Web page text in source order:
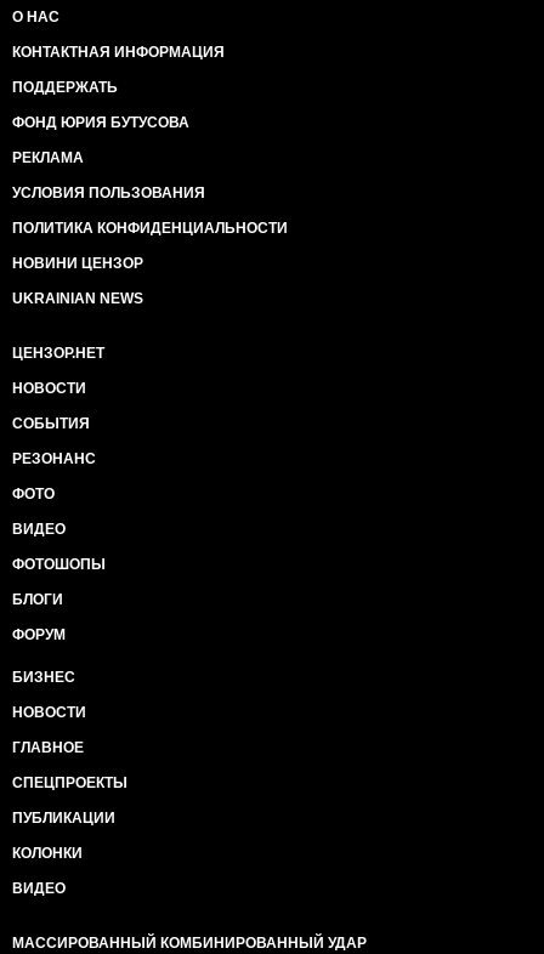
О НАС
КОНТАКТНАЯ ИНФОРМАЦИЯ
ПОДДЕРЖАТЬ
ФОНД ЮРИЯ БУТУСОВА
РЕКЛАМА
УСЛОВИЯ ПОЛЬЗОВАНИЯ
ПОЛИТИКА КОНФИДЕНЦИАЛЬНОСТИ
НОВИНИ ЦЕНЗОР
UKRAINIAN NEWS
ЦЕНЗОР.НЕТ
НОВОСТИ
СОБЫТИЯ
РЕЗОНАНС
ФОТО
ВИДЕО
ФОТОШОПЫ
БЛОГИ
ФОРУМ
БИЗНЕС
НОВОСТИ
ГЛАВНОЕ
СПЕЦПРОЕКТЫ
ПУБЛИКАЦИИ
КОЛОНКИ
ВИДЕО
МАССИРОВАННЫЙ КОМБИНИРОВАННЫЙ УДАР